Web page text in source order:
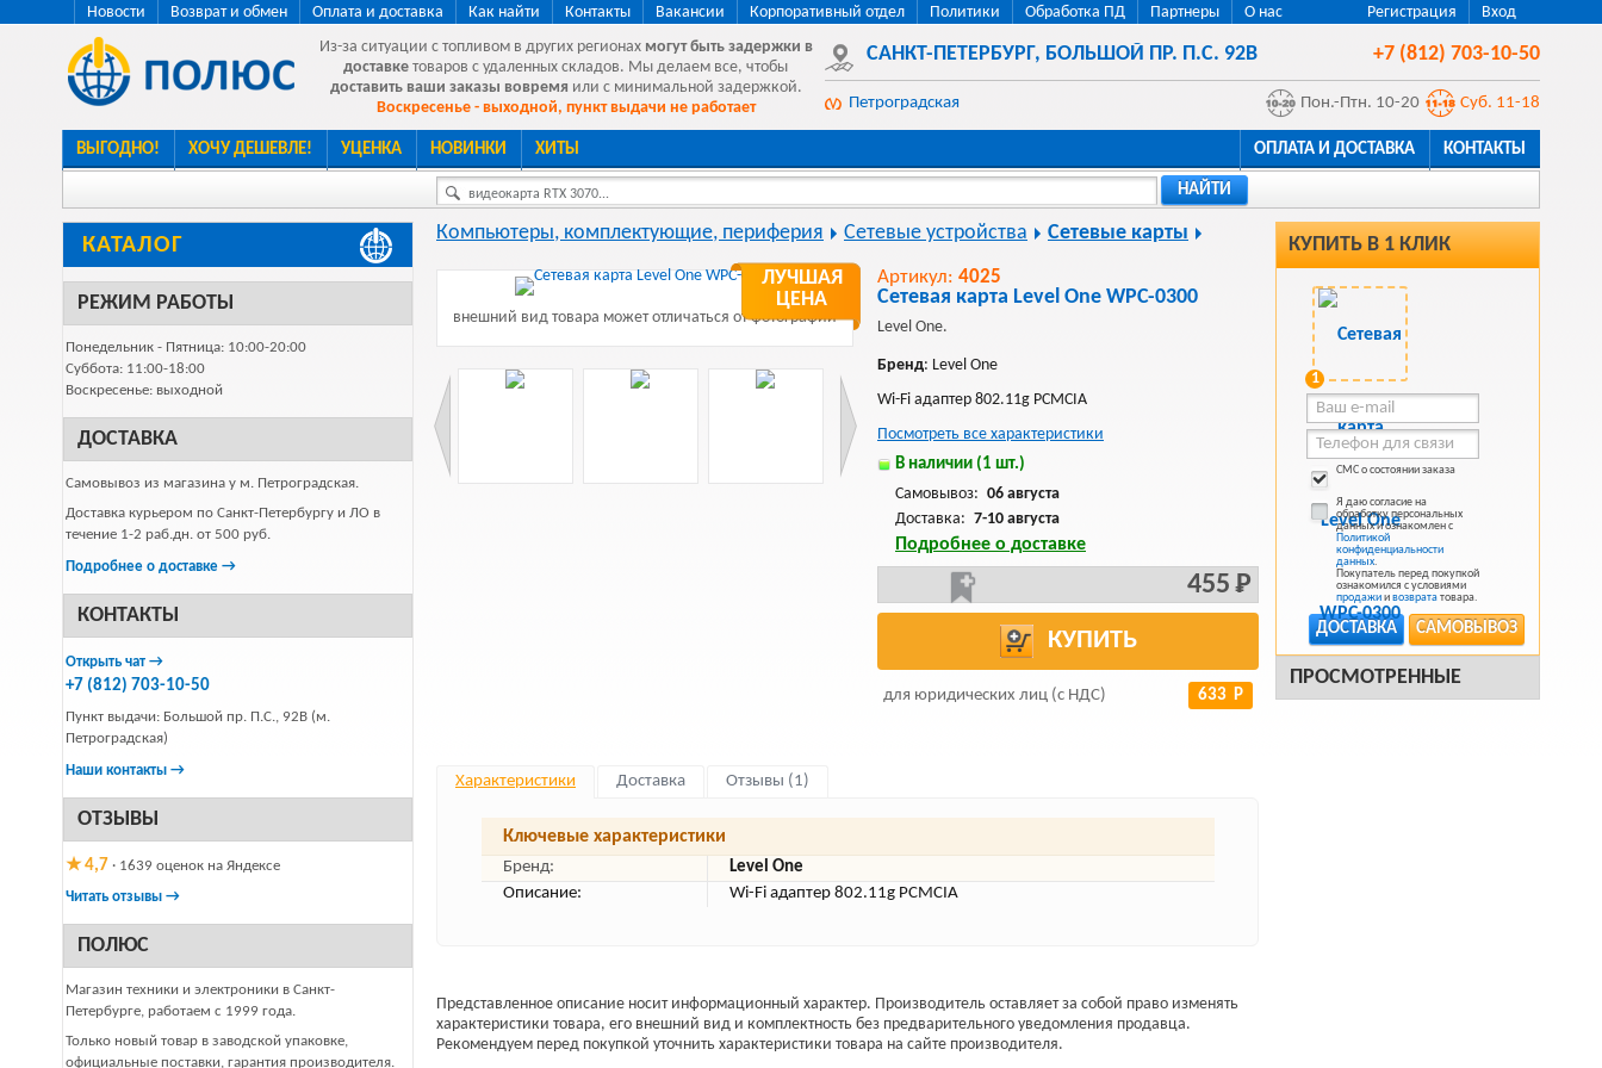
Регистрация Вход
Новости Возврат и обмен Оплата и доставка Как найти Контакты Вакансии Корпоративный отдел Политики Обработка ПД Партнеры
О нас
Из-за ситуации с топливом в других регионах могут быть задержки в
доставке товаров с удаленных складов. Мы делаем все, чтобы
доставить ваши заказы вовремя или с минимальной задержкой.
Воскресенье - выходной, пункт выдачи не работает
САНКТ-ПЕТЕРБУРГ, БОЛЬШОЙ ПР. П.С. 92В +7 (812) 703-10-50
Петроградская Пон.-Птн. 10-20 Суб. 11-18
ВЫГОДНО! ХОЧУ ДЕШЕВЛЕ! УЦЕНКА НОВИНКИ ХИТЫ ОПЛАТА И ДОСТАВКА КОНТАКТЫ
видеокарта RTX 3070... НАЙТИ
КАТАЛОГ
РЕЖИМ РАБОТЫ
Понедельник - Пятница: 10:00-20:00
Суббота: 11:00-18:00
Воскресенье: выходной
ДОСТАВКА
Самовывоз из магазина у м. Петроградская.
Доставка курьером по Санкт-Петербургу и ЛО в
течение 1-2 раб.дн. от 500 руб.
Подробнее о доставке →
КОНТАКТЫ
Открыть чат →
+7 (812) 703-10-50
Пункт выдачи: Большой пр. П.С., 92В (м.
Петроградская)
Наши контакты →
ОТЗЫВЫ
★ 4,7 · 1639 оценок на Яндексе
Читать отзывы →
ПОЛЮС
Магазин техники и электроники в Санкт-
Петербурге, работаем с 1999 года.
Только новый товар в заводской упаковке,
официальные поставки, гарантия производителя.
КУПИТЬ В 1 КЛИК
1
СМС о состоянии заказа
Я даю согласие на
обработку персональных
данных и ознакомлен с
Политикой
конфиденциальности
данных.
Покупатель перед покупкой
ознакомился с условиями
продажиивозврататовара.
САМОВЫВОЗ
ДОСТАВКА
ПРОСМОТРЕННЫЕ
Компьютеры, комплектующие, периферия Сетевые устройства
Сетевые карты
ЛУЧШАЯ
ЦЕНА
внешний вид товара может отличаться от фотографии
Артикул: 4025
Сетевая карта Level One WPC-0300
Level One.
Бренд: Level One
Wi-Fi адаптер 802.11g PCMCIA
Посмотреть все характеристики
В наличии (1 шт.)
Самовывоз: 06 августа
Доставка: 7-10 августа
Подробнее о доставке
455 Р
КУПИТЬ
для юридических лиц (с НДС) 633 Р
Характеристики Доставка Отзывы (1)
Ключевые характеристики
Бренд:
Level One
Описание:
Wi-Fi адаптер 802.11g PCMCIA
Представленное описание носит информационный характер. Производитель оставляет за собой право изменять
характеристики товара, его внешний вид и комплектность без предварительного уведомления продавца.
Рекомендуем перед покупкой уточнить характеристики товара на сайте производителя.